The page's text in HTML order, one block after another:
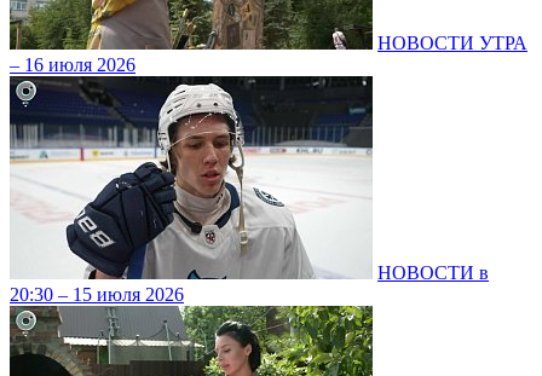
НОВОСТИ УТРА
– 16 июля 2026
НОВОСТИ в
20:30 – 15 июля 2026